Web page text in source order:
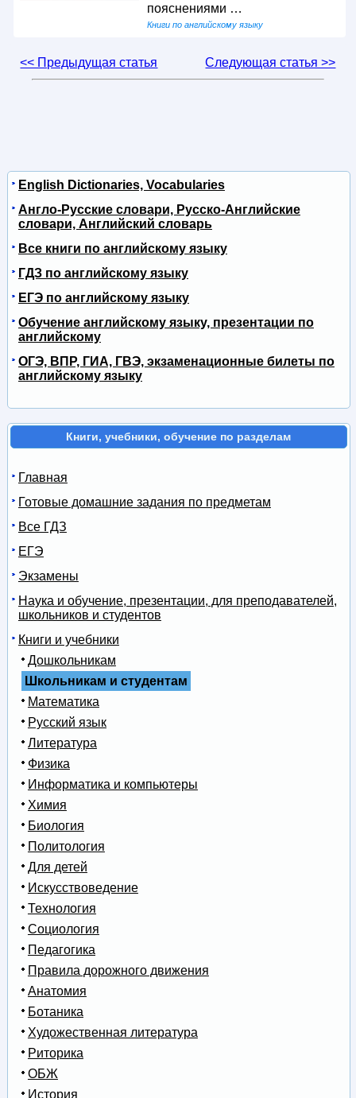
пояснениями …
Книги по английскому языку
<< Предыдущая статья Следующая статья >>
English Dictionaries, Vocabularies
Англо-Русские словари, Русско-Английские
словари, Английский словарь
Все книги по английскому языку
ГДЗ по английскому языку
ЕГЭ по английскому языку
Обучение английскому языку, презентации по
английскому
ОГЭ, ВПР, ГИА, ГВЭ, экзаменационные билеты по
английскому языку
Книги, учебники, обучение по разделам
Главная
Готовые домашние задания по предметам
Все ГДЗ
ЕГЭ
Экзамены
Наука и обучение, презентации, для преподавателей,
школьников и студентов
Книги и учебники
Дошкольникам
Школьникам и студентам
Математика
Русский язык
Литература
Физика
Информатика и компьютеры
Химия
Биология
Политология
Для детей
Искусствоведение
Технология
Социология
Педагогика
Правила дорожного движения
Анатомия
Ботаника
Художественная литература
Риторика
ОБЖ
История